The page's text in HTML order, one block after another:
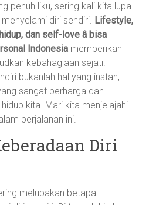
penuh liku, sering kali kita lupa
diri sendiri. Lifestyle,
dan self-love â bisa
Indonesia memberikan
kebahagiaan sejati.
bukanlah hal yang instan,
sangat berharga dan
kita. Mari kita menjelajahi
perjalanan ini.
Diri
melupakan betapa